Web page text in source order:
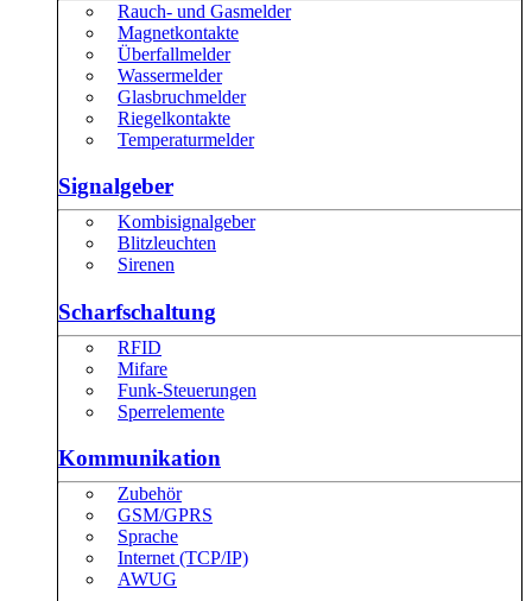
Rauch- und Gasmelder
Magnetkontakte
Überfallmelder
Wassermelder
Glasbruchmelder
Riegelkontakte
Temperaturmelder
Signalgeber
Kombisignalgeber
Blitzleuchten
Sirenen
Scharfschaltung
RFID
Mifare
Funk-Steuerungen
Sperrelemente
Kommunikation
Zubehör
GSM/GPRS
Sprache
Internet (TCP/IP)
AWUG